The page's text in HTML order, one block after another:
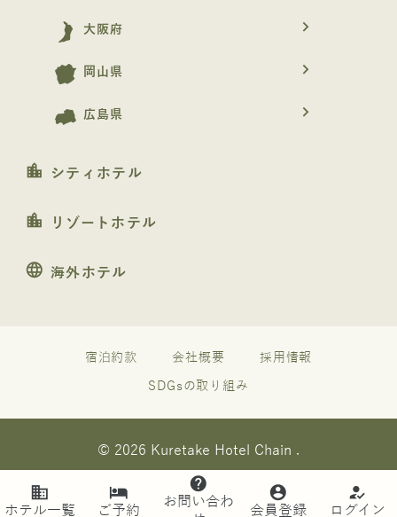
大阪府 navigate_next
岡山県 navigate_next
広島県 navigate_next
location_city シティホテル
location_city リゾートホテル
language 海外ホテル
宿泊約款 会社概要 採用情報
SDGsの取り組み
© 2026 Kuretake Hotel Chain .
business
ホテル一覧
hotel
ご予約
help
お問い合わ
account_circle
会員登録
how_to_reg
ログイン